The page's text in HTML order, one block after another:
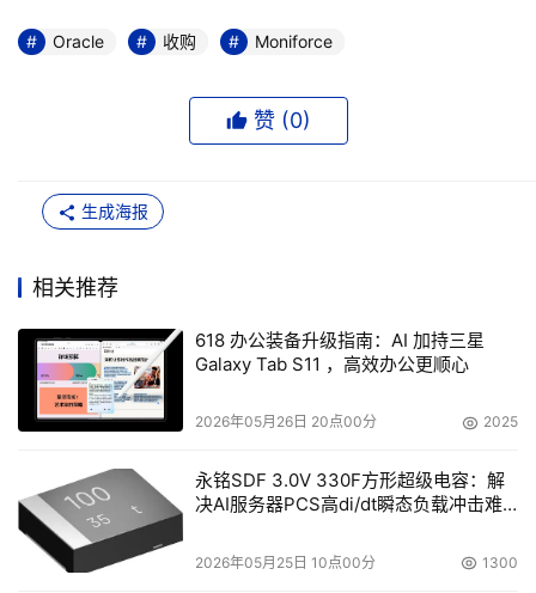
Oracle 收购 Moniforce
赞 (0)
生成海报
相关推荐
618 办公装备升级指南：AI 加持三星
Galaxy Tab S11 ，高效办公更顺心
2026年05月26日 20点00分 2025
永铭SDF 3.0V 330F方形超级电容：解
决AI服务器PCS高di/dt瞬态负载冲击难
2026年05月25日 10点00分 1300